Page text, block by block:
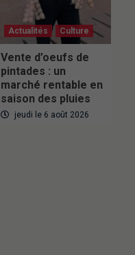
Actualités Culture
Vente d’oeufs de
pintades : un
marché rentable en
saison des pluies
jeudi le 6 août 2026